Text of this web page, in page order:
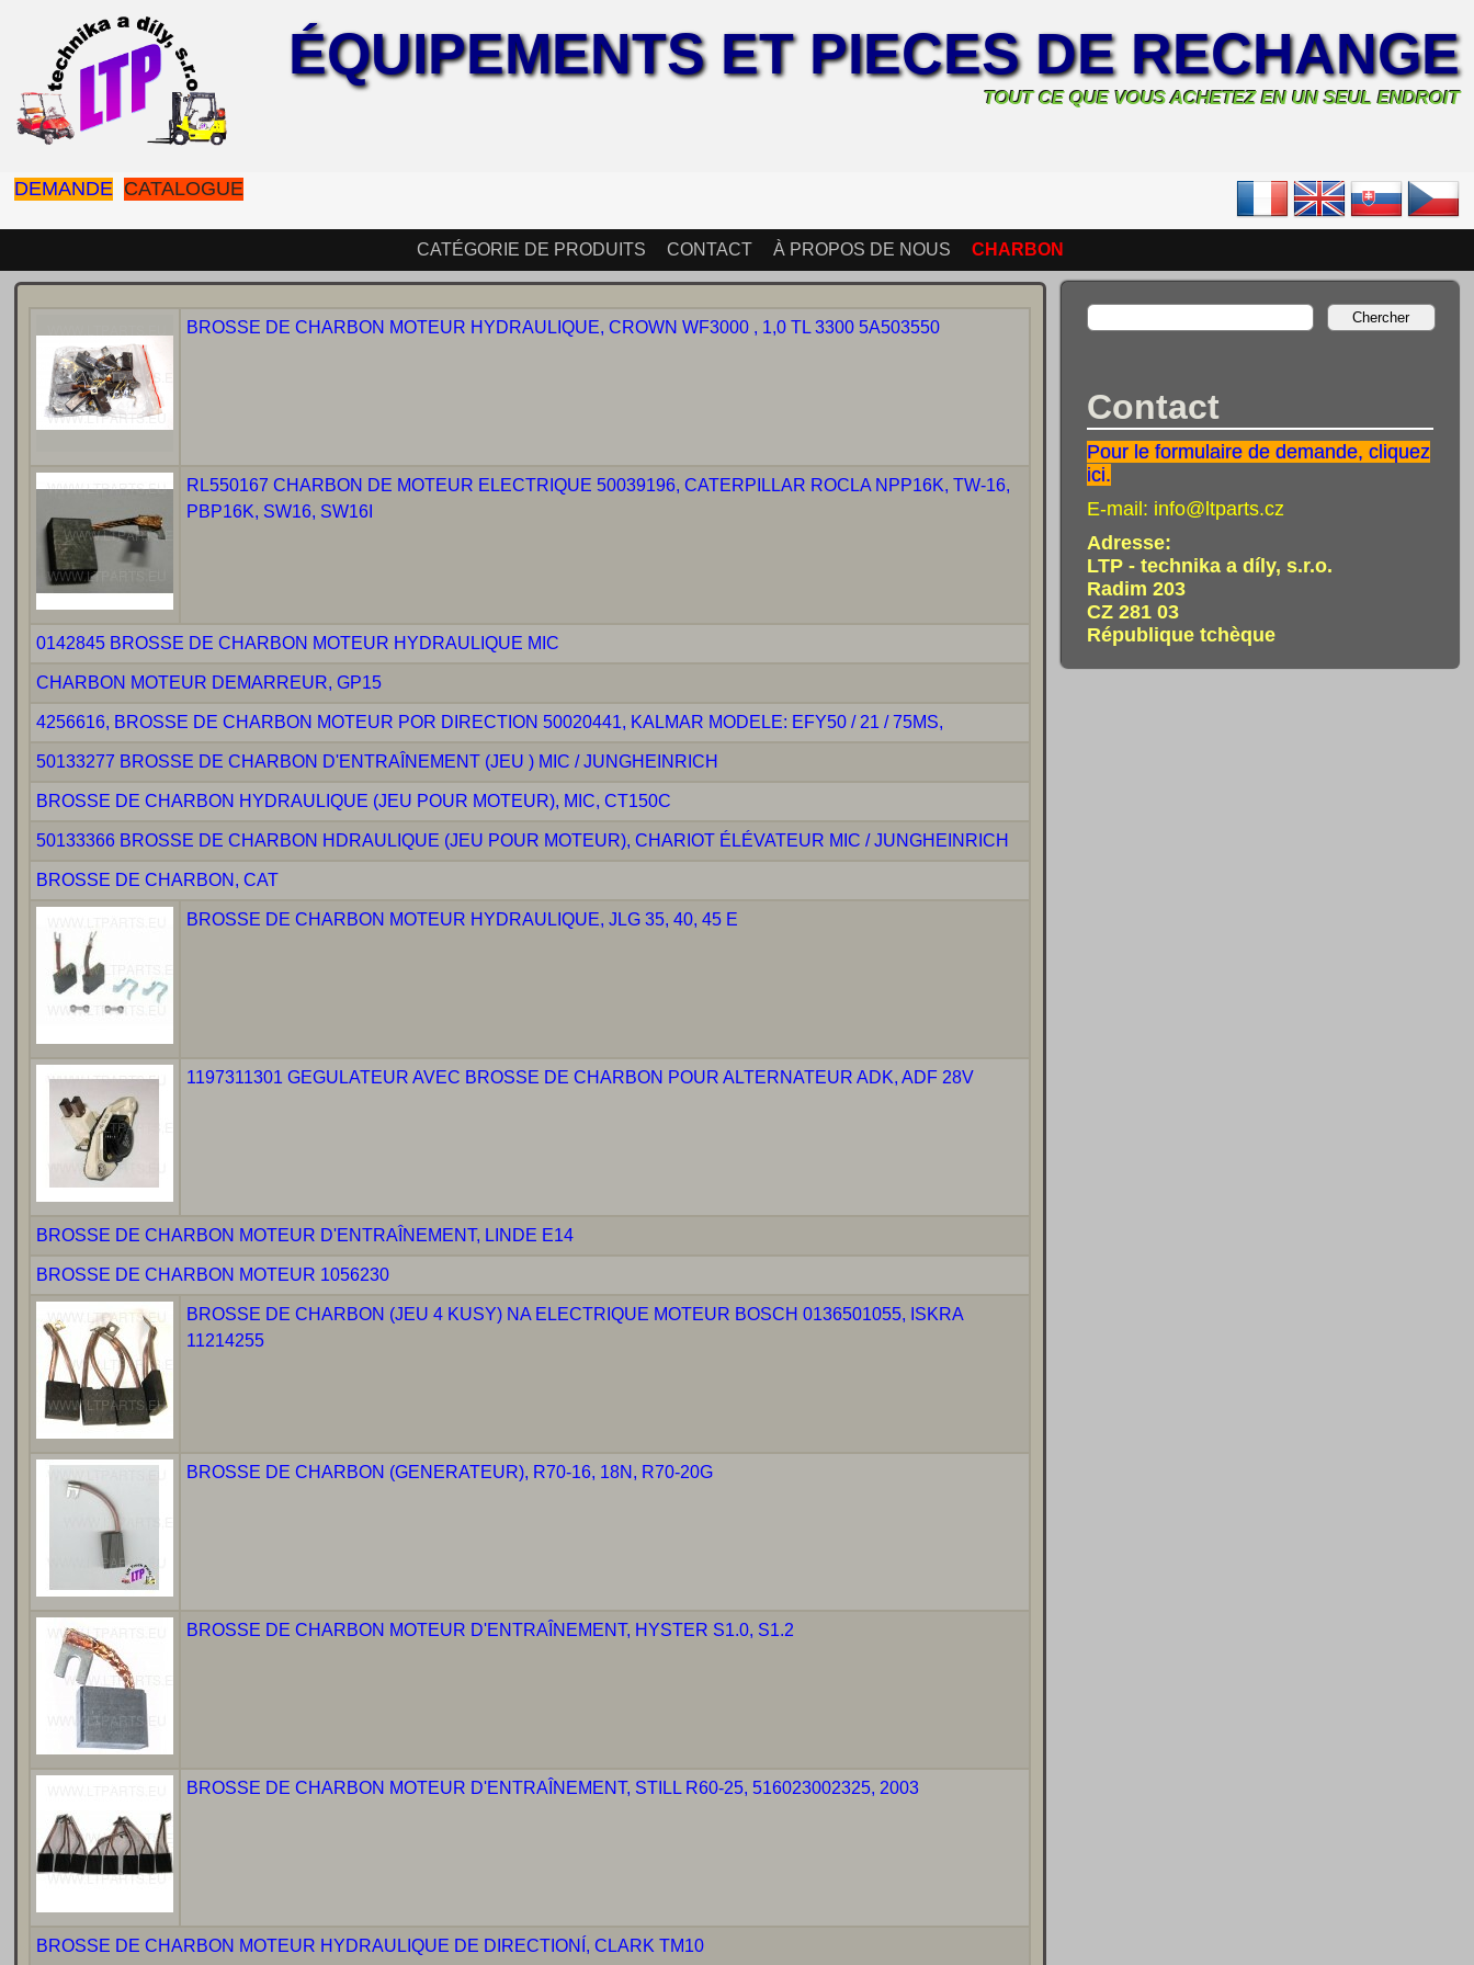
ÉQUIPEMENTS ET PIECES DE RECHANGE
TOUT CE QUE VOUS ACHETEZ EN UN SEUL ENDROIT
DEMANDE CATALOGUE
CATÉGORIE DE PRODUITS CONTACT À PROPOS DE NOUS CHARBON
Contact
Pour le formulaire de demande, cliquez
ici.
E-mail: info@ltparts.cz
Adresse:
LTP - technika a díly, s.r.o.
Radim 203
CZ 281 03
République tchèque
BROSSE DE CHARBON MOTEUR HYDRAULIQUE, CROWN WF3000 , 1,0 TL 3300 5A503550
RL550167 CHARBON DE MOTEUR ELECTRIQUE 50039196, CATERPILLAR ROCLA NPP16K, TW-16,
PBP16K, SW16, SW16I
0142845 BROSSE DE CHARBON MOTEUR HYDRAULIQUE MIC
CHARBON MOTEUR DEMARREUR, GP15
4256616, BROSSE DE CHARBON MOTEUR POR DIRECTION 50020441, KALMAR MODELE: EFY50 / 21 / 75MS,
50133277 BROSSE DE CHARBON D'ENTRAÎNEMENT (JEU ) MIC / JUNGHEINRICH
BROSSE DE CHARBON HYDRAULIQUE (JEU POUR MOTEUR), MIC, CT150C
50133366 BROSSE DE CHARBON HDRAULIQUE (JEU POUR MOTEUR), CHARIOT ÉLÉVATEUR MIC / JUNGHEINRICH
BROSSE DE CHARBON, CAT
BROSSE DE CHARBON MOTEUR HYDRAULIQUE, JLG 35, 40, 45 E
1197311301 GEGULATEUR AVEC BROSSE DE CHARBON POUR ALTERNATEUR ADK, ADF 28V
BROSSE DE CHARBON MOTEUR D'ENTRAÎNEMENT, LINDE E14
BROSSE DE CHARBON MOTEUR 1056230
BROSSE DE CHARBON (JEU 4 KUSY) NA ELECTRIQUE MOTEUR BOSCH 0136501055, ISKRA
11214255
BROSSE DE CHARBON (GENERATEUR), R70-16, 18N, R70-20G
BROSSE DE CHARBON MOTEUR D'ENTRAÎNEMENT, HYSTER S1.0, S1.2
BROSSE DE CHARBON MOTEUR D'ENTRAÎNEMENT, STILL R60-25, 516023002325, 2003
BROSSE DE CHARBON MOTEUR HYDRAULIQUE DE DIRECTIONÍ, CLARK TM10